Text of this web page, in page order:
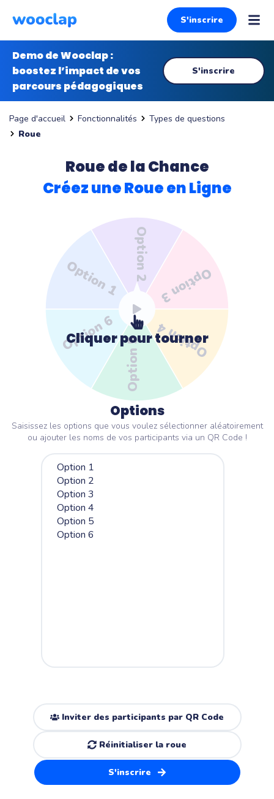
S'inscrire
Demo de Wooclap :
boostez l’impact de vos
parcours pédagogiques
S'inscrire
Page d'accueil Fonctionnalités
Types de questions
Roue
Roue de la Chance
Créez une Roue en Ligne
Cliquer pour tourner
Option 3
Option 4
Option 5
Option 6
Option 1 Option 2
Options
Saisissez les options que vous voulez sélectionner aléatoirement
ou ajouter les noms de vos participants via un QR Code !
Inviter des participants par QR Code
Réinitialiser la roue
S'inscrire